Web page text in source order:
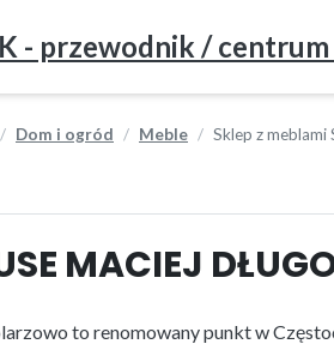
- przewodnik /
Dom i ogród Meble Sklep z meblami
MACIEJ
to renomowany punkt w